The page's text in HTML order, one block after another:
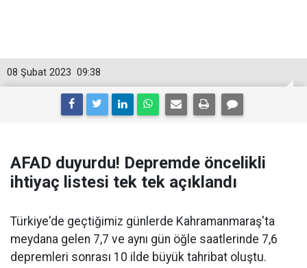
09:38
08 Şubat 2023
AFAD duyurdu! Depremde öncelikli
ihtiyaç listesi tek tek açıklandı
Türkiye'de geçtiğimiz günlerde Kahramanmaraş'ta
meydana gelen 7,7 ve aynı gün öğle saatlerinde 7,6
depremleri sonrası 10 ilde büyük tahribat oluştu.